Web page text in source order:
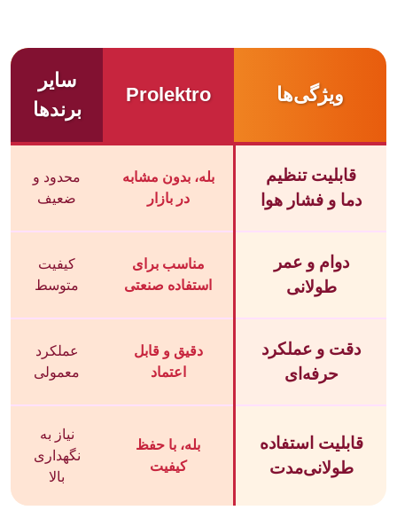
ویژگی‌ها Prolektro
سایر
برندها
قابلیت تنظیم
دما و فشار هوا
بله، بدون مشابه
در بازار
محدود و
ضعیف
دوام و عمر
طولانی
مناسب برای
استفاده صنعتی
کیفیت
متوسط
دقت و عملکرد
حرفه‌ای
دقیق و قابل
اعتماد
عملکرد
معمولی
قابلیت استفاده
طولانی‌مدت
بله، با حفظ
کیفیت
نیاز به
نگهداری
بالا